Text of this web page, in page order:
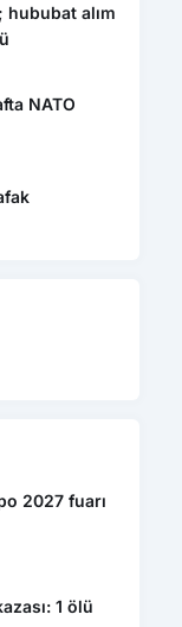
hububat alım
NATO
2027 fuarı
1 ölü